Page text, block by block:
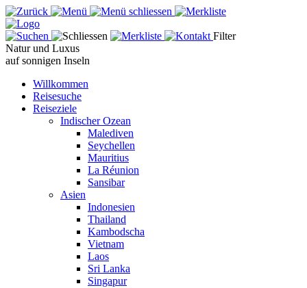
Filter
Natur und Luxus
auf sonnigen Inseln
Willkommen
Reisesuche
Reiseziele
Indischer Ozean
Malediven
Seychellen
Mauritius
La Réunion
Sansibar
Asien
Indonesien
Thailand
Kambodscha
Vietnam
Laos
Sri Lanka
Singapur